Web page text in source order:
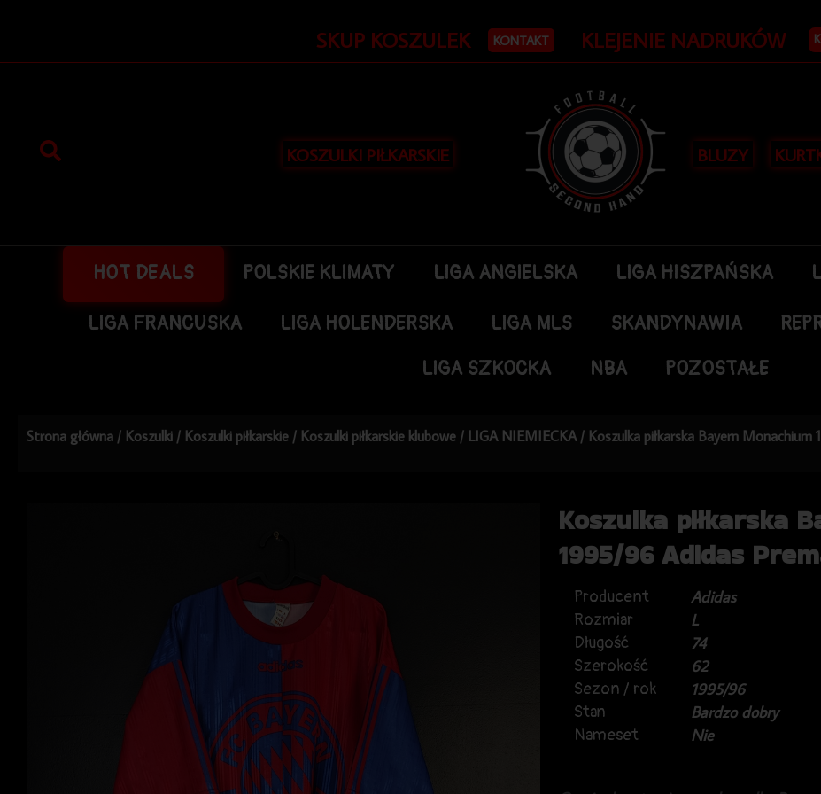
treści
SKUP KOSZULEK KONTAKT KLEJENIE NADRUKÓW
KOSZULKI PIŁKARSKIE BLUZY
HOT DEALS POLSKIE KLIMATY LIGA ANGIELSKA LIGA HISZPAŃSKA
LIGA FRANCUSKA LIGA HOLENDERSKA LIGA MLS SKANDYNAWIA
LIGA SZKOCKA
NBA POZOSTAŁE
Strona główna / Koszulki / Koszulki piłkarskie / Koszulki piłkarskie klubowe / LIGA NIEMIECKA / Koszulka piłkarska Bayern
Koszulka piłkarska
1995/96 Adidas
Producent
Adidas
Rozmiar
L
Długość
74
Szerokość
62
Sezon / rok
1995/96
Stan
Bardzo dobry
Nameset
Nie